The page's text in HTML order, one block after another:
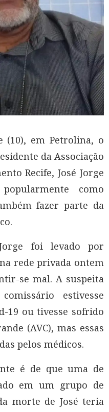
(10), em Petrolina, o
da Associação
Recife, José Jorge
como
fazer parte da
foi levado por
rede privada ontem
se mal. A suspeita
estivesse
19 ou tivesse sofrido
(AVC), mas essas
pelos médicos.
é de que uma de
em um grupo de
morte de José teria